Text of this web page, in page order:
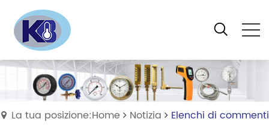
La tua posizione:Home Notizia Elenchi di commenti